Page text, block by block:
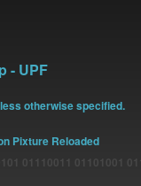
- UPF
otherwise specified.
Pixture Reloaded